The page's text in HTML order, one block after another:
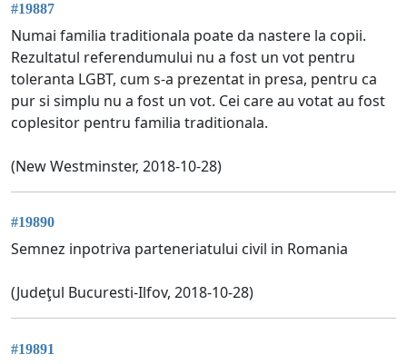
#19887
Numai familia traditionala poate da nastere la copii.
Rezultatul referendumului nu a fost un vot pentru
toleranta LGBT, cum s-a prezentat in presa, pentru ca
pur si simplu nu a fost un vot. Cei care au votat au fost
coplesitor pentru familia traditionala.
(New Westminster, 2018-10-28)
#19890
Semnez inpotriva parteneriatului civil in Romania
(Judeţul Bucuresti-Ilfov, 2018-10-28)
#19891